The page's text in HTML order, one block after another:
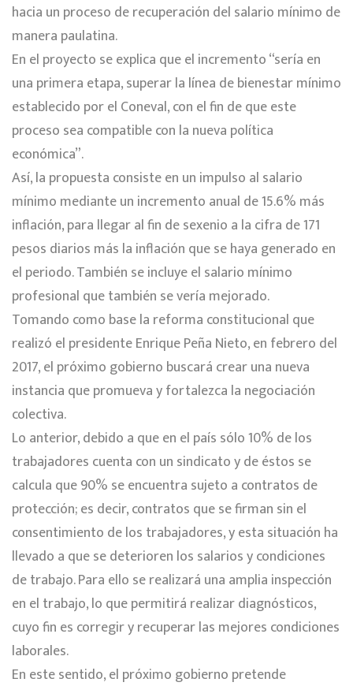
hacia un proceso de recuperación del salario mínimo de
manera paulatina.
En el proyecto se explica que el incremento “sería en
una primera etapa, superar la línea de bienestar mínimo
establecido por el Coneval, con el fin de que este
proceso sea compatible con la nueva política
económica”.
Así, la propuesta consiste en un impulso al salario
mínimo mediante un incremento anual de 15.6% más
inflación, para llegar al fin de sexenio a la cifra de 171
pesos diarios más la inflación que se haya generado en
el periodo. También se incluye el salario mínimo
profesional que también se vería mejorado.
Tomando como base la reforma constitucional que
realizó el presidente Enrique Peña Nieto, en febrero del
2017, el próximo gobierno buscará crear una nueva
instancia que promueva y fortalezca la negociación
colectiva.
Lo anterior, debido a que en el país sólo 10% de los
trabajadores cuenta con un sindicato y de éstos se
calcula que 90% se encuentra sujeto a contratos de
protección; es decir, contratos que se firman sin el
consentimiento de los trabajadores, y esta situación ha
llevado a que se deterioren los salarios y condiciones
de trabajo. Para ello se realizará una amplia inspección
en el trabajo, lo que permitirá realizar diagnósticos,
cuyo fin es corregir y recuperar las mejores condiciones
laborales.
En este sentido, el próximo gobierno pretende